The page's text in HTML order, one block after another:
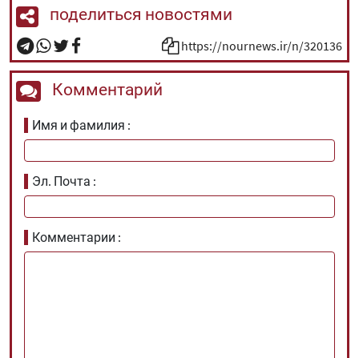
поделиться новостями
https://nournews.ir/n/320136
Комментарий
Имя и фамилия
Эл. Почта
Комментарии